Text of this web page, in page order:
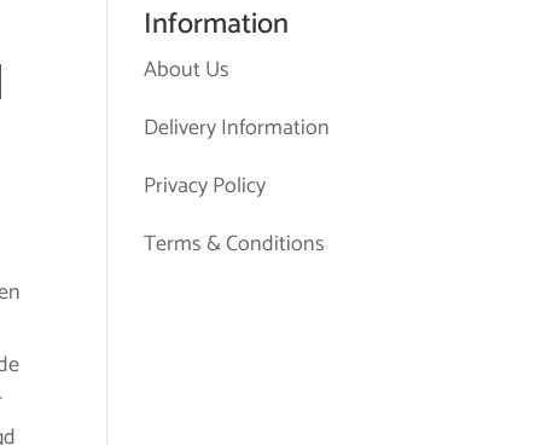
Information
About Us
Delivery Information
Privacy Policy
Terms & Conditions